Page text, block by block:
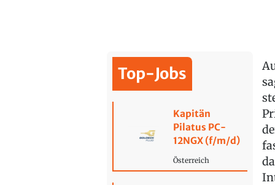
Top-Jobs
Kapitän
Pilatus PC-
12NGX (f/m/d)
Österreich